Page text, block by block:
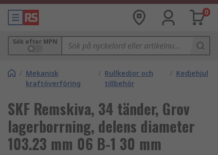
0
Sök efter MPN
/ Mekanisk
kraftöverföring
/ Rullkedjor och
tillbehör
/ Kedjehjul
SKF Remskiva, 34 tänder, Grov
lagerborrning, delens diameter
103.23 mm 06 B-1 30 mm